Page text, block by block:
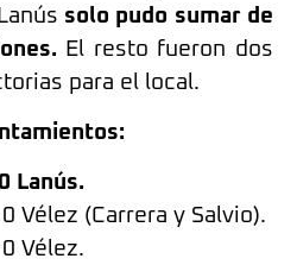
solo pudo sumar de
El resto fueron dos
para el local.
0 Lanús.
Vélez (Carrera y Salvio).
Vélez.